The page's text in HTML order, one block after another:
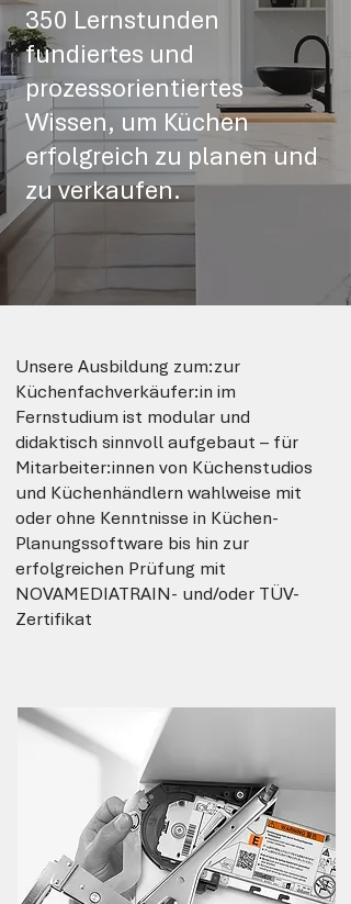
350 Lernstunden
fundiertes und
prozessorientiertes
Wissen, um Küchen
erfolgreich zu planen und
zu verkaufen.
Unsere Ausbildung zum:zur
Küchenfachverkäufer:in im
Fernstudium ist modular und
didaktisch sinnvoll aufgebaut – für
Mitarbeiter:innen von Küchenstudios
und Küchenhändlern wahlweise mit
oder ohne Kenntnisse in Küchen-
Planungssoftware bis hin zur
erfolgreichen Prüfung mit
NOVAMEDIATRAIN- und/oder TÜV-
Zertifikat